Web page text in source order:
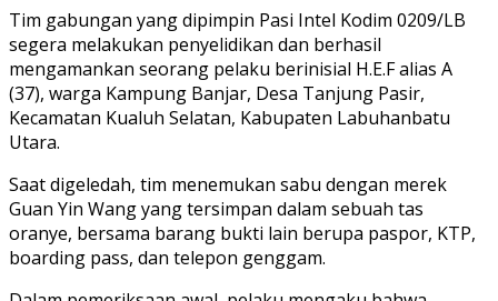
Tim gabungan yang dipimpin Pasi Intel Kodim 0209/LB
segera melakukan penyelidikan dan berhasil
mengamankan seorang pelaku berinisial H.E.F alias A
(37), warga Kampung Banjar, Desa Tanjung Pasir,
Kecamatan Kualuh Selatan, Kabupaten Labuhanbatu
Utara.
Saat digeledah, tim menemukan sabu dengan merek
Guan Yin Wang yang tersimpan dalam sebuah tas
oranye, bersama barang bukti lain berupa paspor, KTP,
boarding pass, dan telepon genggam.